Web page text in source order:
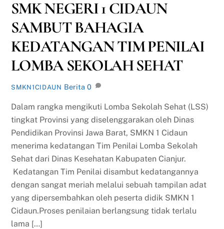
SMK NEGERI 1 CIDAUN
SAMBUT BAHAGIA
KEDATANGAN TIM PENILAI
LOMBA SEKOLAH SEHAT
SMKN1CIDAUN Berita 0
Dalam rangka mengikuti Lomba Sekolah Sehat (LSS)
tingkat Provinsi yang diselenggarakan oleh Dinas
Pendidikan Provinsi Jawa Barat, SMKN 1 Cidaun
menerima kedatangan Tim Penilai Lomba Sekolah
Sehat dari Dinas Kesehatan Kabupaten Cianjur.
Kedatangan Tim Penilai disambut kedatangannya
dengan sangat meriah melalui sebuah tampilan adat
yang dipersembahkan oleh peserta didik SMKN 1
Cidaun.Proses penilaian berlangsung tidak terlalu
lama […]